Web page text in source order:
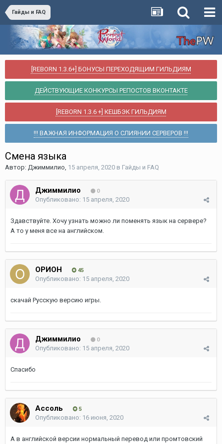
Гайды и FAQ
[REBORN 1.3.6+] БОНУСЫ ПЕРЕХОДЯЩИМ ГИЛЬДИЯМ
ДЕЙСТВУЮЩИЕ КОНКУРСЫ РЕПОСТОВ ВКОНТАКТЕ
[REBORN 1.3.6 +] КЕШБЭК ГИЛЬДИЯМ
!!! ВАЖНАЯ ИНФОРМАЦИЯ О СЛИЯНИИ СЕРВЕРОВ !!!
Смена языка
Автор: Джиммилио, 15 апреля, 2020 в Гайды и FAQ
Джиммилио 0
Опубликовано: 15 апреля, 2020
Здавствуйте. Хочу узнать можно ли поменять язык на сервере?
А то у меня все на английском.
ОРИОН 45
Опубликовано: 15 апреля, 2020
скачай Русскую версию игры.
Джиммилио 0
Опубликовано: 15 апреля, 2020
Спасибо
Ассоль 5
Опубликовано: 16 июня, 2020
А в английской версии нормальный перевод или промтовский